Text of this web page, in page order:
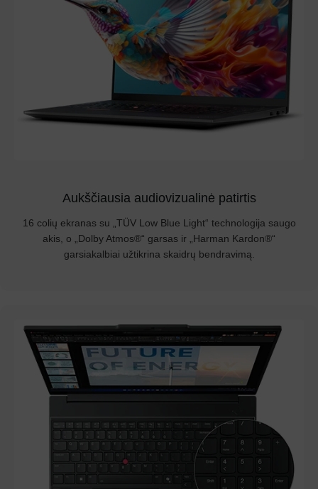
Aukščiausia audiovizualinė patirtis
16 colių ekranas su „TÜV Low Blue Light“ technologija saugo
akis, o „Dolby Atmos®“ garsas ir „Harman Kardon®“
garsiakalbiai užtikrina skaidrų bendravimą.